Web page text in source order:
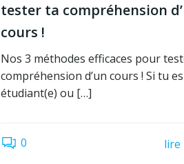
tester ta compréhension
cours !
Nos 3 méthodes efficaces pour
compréhension d’un cours ! Si tu es
étudiant(e) ou […]
0 lire